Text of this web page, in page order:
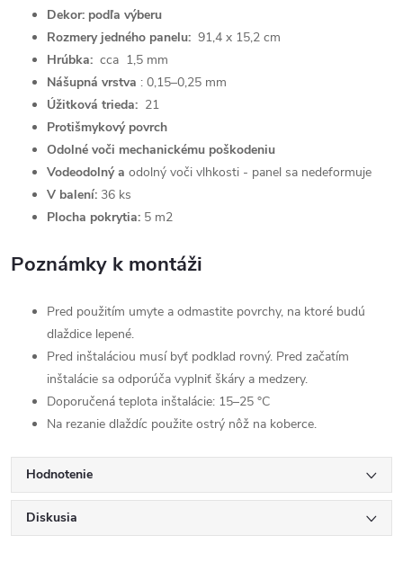
Dekor: podľa výberu
Rozmery jedného panelu: 91,4 x 15,2 cm
Hrúbka: cca 1,5 mm
Nášupná vrstva : 0,15–0,25 mm
Úžitková trieda: 21
Protišmykový povrch
Odolné voči mechanickému poškodeniu
Vodeodolný a odolný voči vlhkosti - panel sa nedeformuje
V balení: 36 ks
Plocha pokrytia: 5 m2
Poznámky k montáži
Pred použitím umyte a odmastite povrchy, na ktoré budú
dlaždice lepené.
Pred inštaláciou musí byť podklad rovný. Pred začatím
inštalácie sa odporúča vyplniť škáry a medzery.
Doporučená teplota inštalácie: 15–25 °C
Na rezanie dlaždíc použite ostrý nôž na koberce.
Hodnotenie
Diskusia